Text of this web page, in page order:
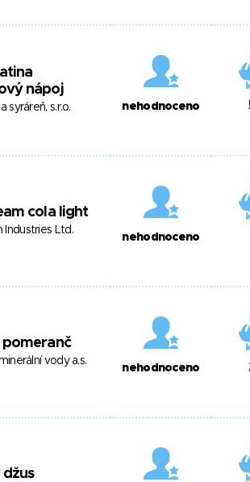
nápoj
syráreň, s.r.o. nehodnoceno
cola light
Industries Ltd.
nehodnoceno
pomeranč
vody a.s.
nehodnoceno